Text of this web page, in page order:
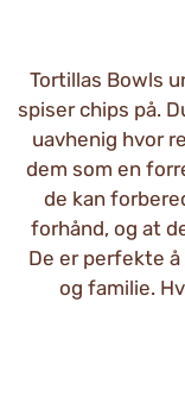
Tortillas Bowls
spiser chips på.
uavhenig hvor
dem som en
de kan
forhånd, og at
De er perfekte
og familie.